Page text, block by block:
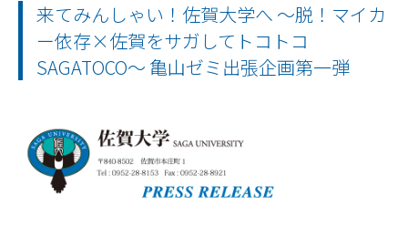
来てみんしゃい！佐賀大学へ ～脱！マイカ
ー依存×佐賀をサガしてトコトコ
SAGATOCO～ 亀山ゼミ出張企画第一弾